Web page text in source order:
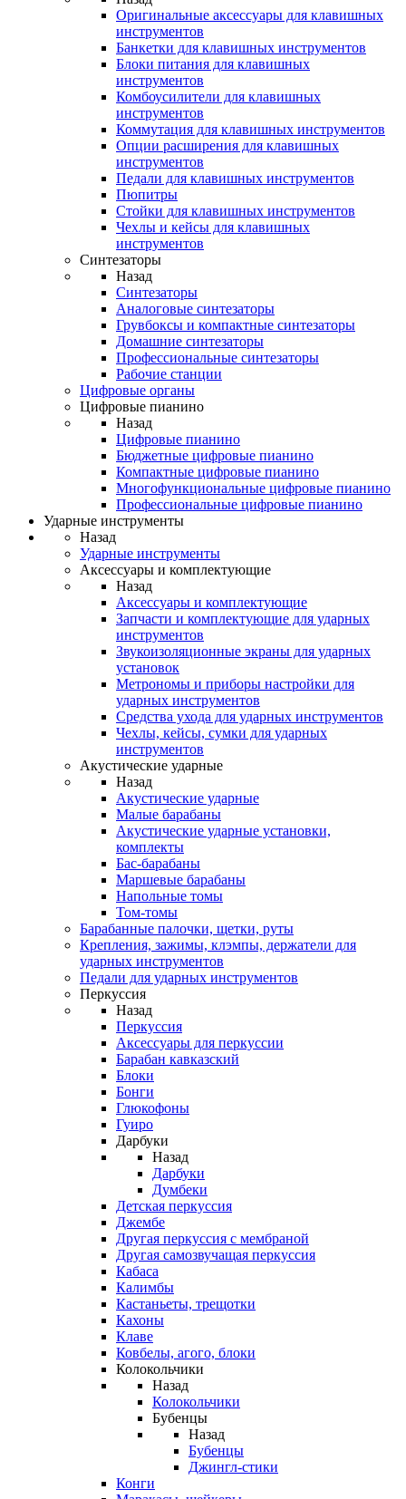
Оригинальные аксессуары для клавишных
инструментов
Банкетки для клавишных инструментов
Блоки питания для клавишных
инструментов
Комбоусилители для клавишных
инструментов
Коммутация для клавишных инструментов
Опции расширения для клавишных
инструментов
Педали для клавишных инструментов
Пюпитры
Стойки для клавишных инструментов
Чехлы и кейсы для клавишных
инструментов
Синтезаторы
Назад
Синтезаторы
Аналоговые синтезаторы
Грувбоксы и компактные синтезаторы
Домашние синтезаторы
Профессиональные синтезаторы
Рабочие станции
Цифровые органы
Цифровые пианино
Назад
Цифровые пианино
Бюджетные цифровые пианино
Компактные цифровые пианино
Многофункциональные цифровые пианино
Профессиональные цифровые пианино
Ударные инструменты
Назад
Ударные инструменты
Аксессуары и комплектующие
Назад
Аксессуары и комплектующие
Запчасти и комплектующие для ударных
инструментов
Звукоизоляционные экраны для ударных
установок
Метрономы и приборы настройки для
ударных инструментов
Средства ухода для ударных инструментов
Чехлы, кейсы, сумки для ударных
инструментов
Акустические ударные
Назад
Акустические ударные
Mалые барабаны
Акустические ударные установки,
комплекты
Бас-барабаны
Маршевые барабаны
Напольные томы
Том-томы
Барабанные палочки, щетки, руты
Крепления, зажимы, клэмпы, держатели для
ударных инструментов
Педали для ударных инструментов
Перкуссия
Назад
Перкуссия
Аксессуары для перкуссии
Барабан кавказский
Блоки
Бонги
Глюкофоны
Гуиро
Дарбуки
Назад
Дарбуки
Думбеки
Детская перкуссия
Джембе
Другая перкуссия с мембраной
Другая самозвучащая перкуссия
Кабаса
Калимбы
Кастаньеты, трещотки
Кахоны
Клаве
Ковбелы, агого, блоки
Колокольчики
Назад
Колокольчики
Бубенцы
Назад
Бубенцы
Джингл-стики
Конги